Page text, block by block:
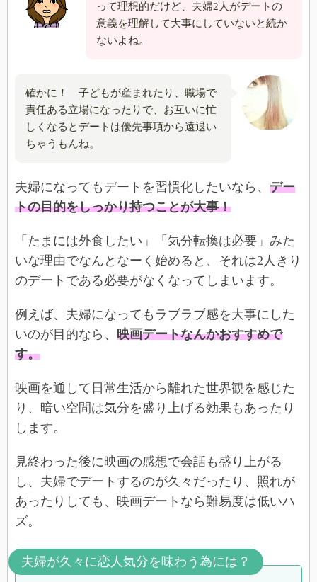
って理想的だけど、夫婦2人がデートの
意義を理解して大事にしていないと続か
ないよね。
確かに！ 子どもが産まれたり、職場で
責任ある立場になったりで、お互いに忙
しくなるとデートは優先事項から遠退い
ちゃうもんね。
夫婦になってもデートを習慣化したいなら、 デー
トの目的をしっかり持つことが大事！
「たまには外食したい」「気分転換は必要」みた
いな理由でなんとなーく始めると、それは2人きり
のデートである必要がなくなってしまいます。
例えば、夫婦になってもラブラブ感を大事にした
いのが目的なら、 映画デートなんかおすすめで
す。
映画を通して日常生活から離れた世界観を感じた
り、暗い空間は気分を盛り上げる効果もあったり
します。
見終わった後に映画の感想で会話も盛り上がる
し、夫婦でデートするのが久々だったり、照れが
あったりしても、映画デートなら難易度は低いハ
ズ。
夫婦が久々に恋人気分を味わう為には？